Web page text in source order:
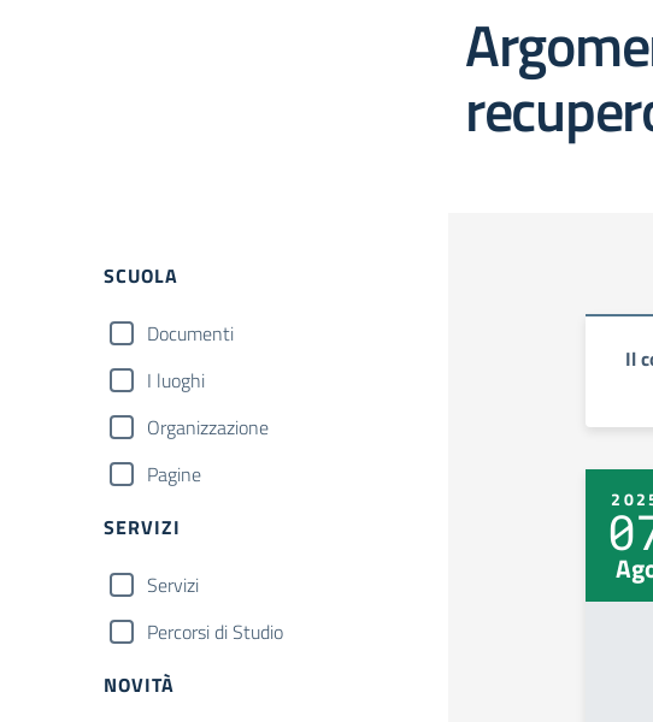
Filtri
SCUOLA
Documenti
I luoghi
Organizzazione
Pagine
SERVIZI
Servizi
Percorsi di Studio
NOVITÀ
Il